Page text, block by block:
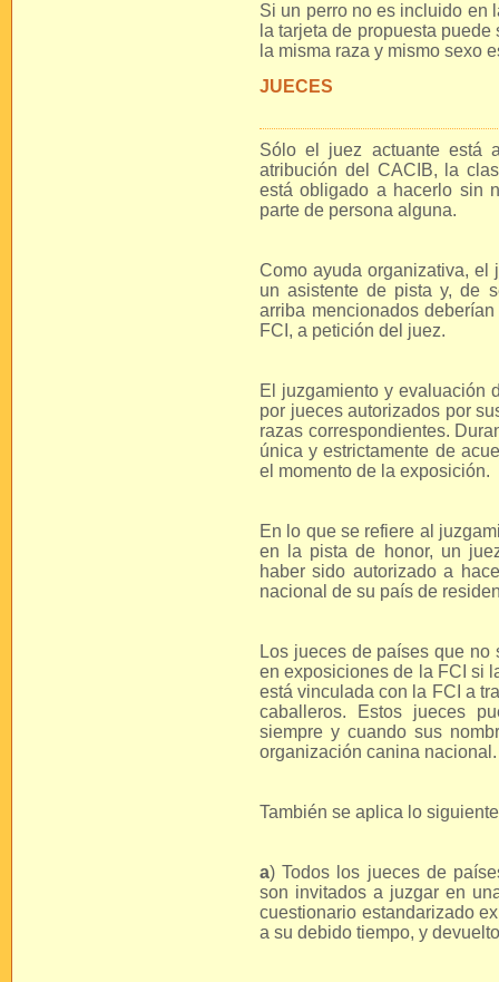
Si un perro no es incluido en
la tarjeta de propuesta
la misma raza y mismo sexo
JUECES
Sólo el juez actuante está
atribución del CACIB, la
está obligado a hacerlo sin
parte de persona alguna.
Como ayuda organizativa, el
un asistente de pista y, de
arriba mencionados
FCI, a petición del juez.
El juzgamiento y evaluación
por jueces autorizados por
razas correspondientes.
única y estrictamente de
el momento de la exposición.
En lo que se refiere al
en la pista de honor, un
haber sido autorizado a
nacional de su país de
Los jueces de países que
en exposiciones de la FCI si
está vinculada con la FCI a
caballeros. Estos jueces
siempre y cuando sus
organización canina nacional.
También se aplica lo
a) Todos los jueces de
son invitados a juzgar en
cuestionario estandarizado
a su debido tiempo, y